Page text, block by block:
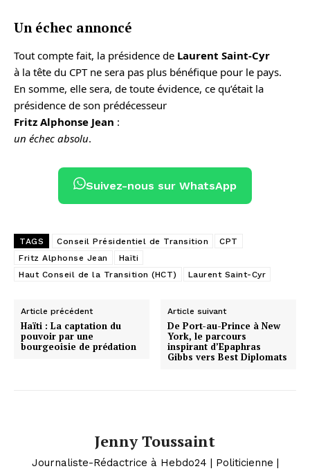
Un échec annoncé
Tout compte fait, la présidence de Laurent Saint-Cyr
à la tête du CPT ne sera pas plus bénéfique pour le pays.
En somme, elle sera, de toute évidence, ce qu’était la
présidence de son prédécesseur
Fritz Alphonse Jean :
un échec absolu.
Suivez-nous sur WhatsApp
TAGS Conseil Présidentiel de Transition
CPT
Fritz Alphonse Jean
Haïti
Haut Conseil de la Transition (HCT)
Laurent Saint-Cyr
Article précédent
Haïti : La captation du
pouvoir par une
bourgeoisie de prédation
Article suivant
De Port-au-Prince à New
York, le parcours
inspirant d’Epaphras
Gibbs vers Best Diplomats
Jenny Toussaint
Journaliste-Rédactrice à Hebdo24 | Politicienne |